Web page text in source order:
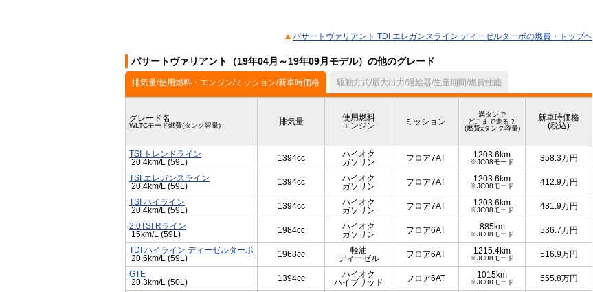
パサートヴァリアント TDI エレガンスライン ディーゼルターボの燃費・トップヘ
パサートヴァリアント（19年04月～19年09月モデル）の他のグレード
排気量/使用燃料・エンジン/ミッション/新車時価格 駆動方式/最大出力/過給器/生産期間/燃費性能
グレード名
WLTCモード燃費(タンク容量) 排気量
使用燃料
エンジン
ミッション
満タンで
どこまで走る？
(燃費xタンク容量)
新車時価格
(税込)
TSI トレンドライン
20.4km/L (59L)
1394cc
ハイオク
ガソリン
フロア7AT 1203.6km
※JC08モード 358.3万円
TSI エレガンスライン
20.4km/L (59L)
1394cc
ハイオク
ガソリン
フロア7AT 1203.6km
※JC08モード 412.9万円
TSI ハイライン
20.4km/L (59L)
1394cc
ハイオク
ガソリン
フロア7AT 1203.6km
※JC08モード 481.9万円
2.0TSI Rライン
15km/L (59L)
1984cc
ハイオク
ガソリン
フロア6AT 885km
※JC08モード 536.7万円
TDI ハイライン ディーゼルターボ
20.6km/L (59L)
1968cc
軽油
ディーゼル
フロア6AT 1215.4km
※JC08モード 516.9万円
GTE
20.3km/L (50L)
1394cc
ハイオク
ハイブリッド
フロア6AT 1015km
※JC08モード 555.8万円